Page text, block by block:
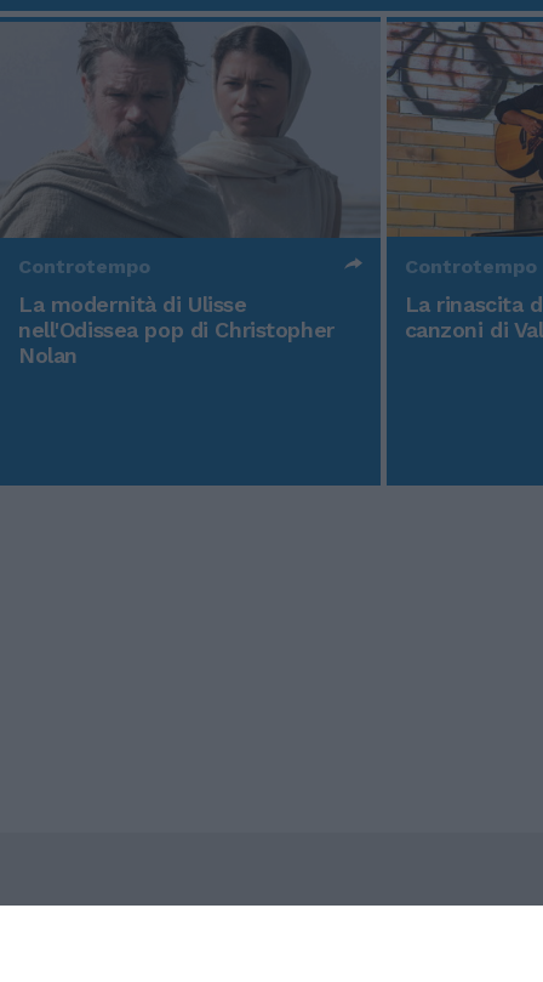
Controtempo
La modernità di Ulisse
nell'Odissea pop di Christopher
Nolan
Controtempo
La rinascita
canzoni di